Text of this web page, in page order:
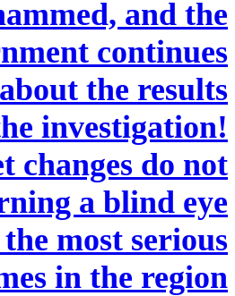
and the
continues
the results
investigation!
changes do not
a blind eye
most serious
in the region!